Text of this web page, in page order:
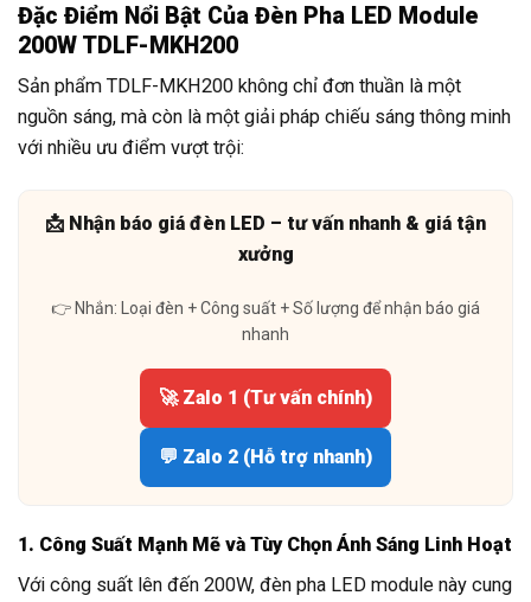
Đặc Điểm Nổi Bật Của Đèn Pha LED Module
200W TDLF-MKH200
Sản phẩm TDLF-MKH200 không chỉ đơn thuần là một
nguồn sáng, mà còn là một giải pháp chiếu sáng thông minh
với nhiều ưu điểm vượt trội:
📩 Nhận báo giá đèn LED – tư vấn nhanh & giá tận
xưởng
👉 Nhắn: Loại đèn + Công suất + Số lượng để nhận báo giá
nhanh
🚀 Zalo 1 (Tư vấn chính)
💬 Zalo 2 (Hỗ trợ nhanh)
1. Công Suất Mạnh Mẽ và Tùy Chọn Ánh Sáng Linh Hoạt
Với công suất lên đến 200W, đèn pha LED module này cung